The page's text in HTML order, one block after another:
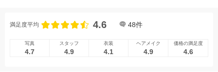
オプション ブログ
アクセス/TEL スタジオトップ
満足度平均 4.6 48件
写真
4.7
スタッフ
4.9
衣装
4.1
ヘアメイク
4.9
価格の満足度
4.6